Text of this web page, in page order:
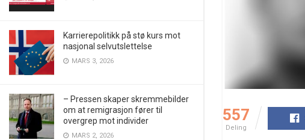
Karrierepolitikk på stø kurs mot
nasjonal selvutslettelse
MARS 3, 2026
– Pressen skaper skremmebilder
om at remigrasjon fører til
overgrep mot individer
MARS 2, 2026
557
Deling